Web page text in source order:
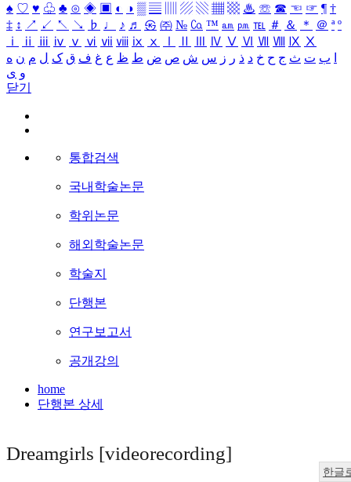
♠ ♡ ♥ ♧ ♣ ⊙ ◈ ▣ ◐ ◑ ▒ ▤ ▨ ▧ ▦ ▩ ♨ ☏ ☎ ☜ ☞ ¶ †
‡ ↕ ↗ ↙ ↖ ↘ ♭ ♩ ♪ ♬ ㉿ ㈜ № ㏇ ™ ㏂ ㏘ ℡ ＃ ＆ ＊ ＠ ª º
ⅰ
ⅱ ⅲ ⅳ ⅴ ⅵ ⅶ ⅷ ⅸ ⅹ Ⅳ Ⅴ Ⅵ Ⅶ Ⅷ Ⅸ Ⅹ
ب ت ث ج ح خ د ذ ر ز س ش ص ض ط ظ ع غ ف ق ک ل م ن ه
و ی
닫기
통합검색
국내학술논문
학위논문
해외학술논문
학술지
단행본
연구보고서
공개강의
home
단행본 상세
Dreamgirls [videorecording]
한글